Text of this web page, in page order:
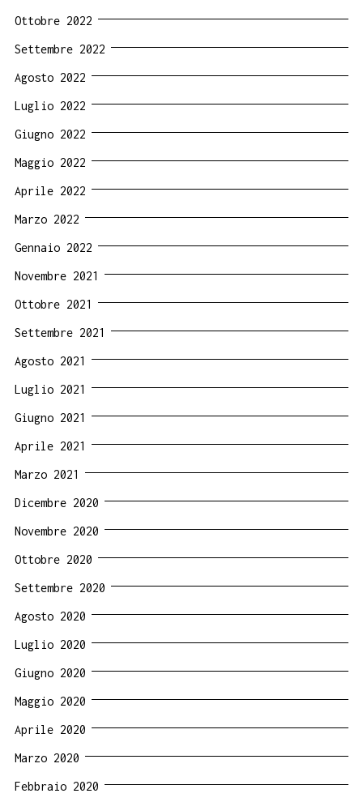
Ottobre 2022
Settembre 2022
Agosto 2022
Luglio 2022
Giugno 2022
Maggio 2022
Aprile 2022
Marzo 2022
Gennaio 2022
Novembre 2021
Ottobre 2021
Settembre 2021
Agosto 2021
Luglio 2021
Giugno 2021
Aprile 2021
Marzo 2021
Dicembre 2020
Novembre 2020
Ottobre 2020
Settembre 2020
Agosto 2020
Luglio 2020
Giugno 2020
Maggio 2020
Aprile 2020
Marzo 2020
Febbraio 2020